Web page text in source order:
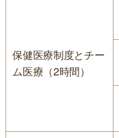
保健医療制度とチー
ム医療（2時間）